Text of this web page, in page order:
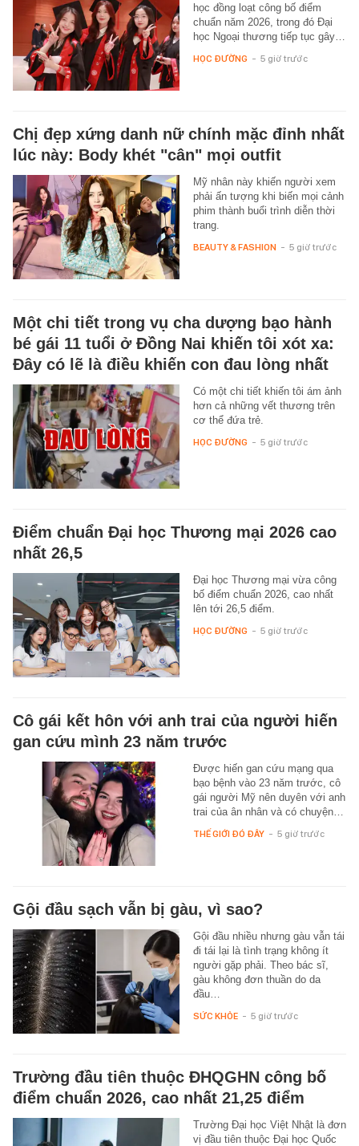
học đồng loạt công bố điểm
chuẩn năm 2026, trong đó Đại
học Ngoại thương tiếp tục gây…
HỌC ĐƯỜNG - 5 giờ trước
Chị đẹp xứng danh nữ chính mặc đỉnh nhất
lúc này: Body khét "cân" mọi outfit
Mỹ nhân này khiến người xem
phải ấn tượng khi biến mọi cảnh
phim thành buổi trình diễn thời
trang.
BEAUTY & FASHION - 5 giờ trước
Một chi tiết trong vụ cha dượng bạo hành
bé gái 11 tuổi ở Đồng Nai khiến tôi xót xa:
Đây có lẽ là điều khiến con đau lòng nhất
Có một chi tiết khiến tôi ám ảnh
hơn cả những vết thương trên
cơ thể đứa trẻ.
HỌC ĐƯỜNG - 5 giờ trước
Điểm chuẩn Đại học Thương mại 2026 cao
nhất 26,5
Đại học Thương mại vừa công
bố điểm chuẩn 2026, cao nhất
lên tới 26,5 điểm.
HỌC ĐƯỜNG - 5 giờ trước
Cô gái kết hôn với anh trai của người hiến
gan cứu mình 23 năm trước
Được hiến gan cứu mạng qua
bạo bệnh vào 23 năm trước, cô
gái người Mỹ nên duyên với anh
trai của ân nhân và có chuyện…
THẾ GIỚI ĐÓ ĐÂY - 5 giờ trước
Gội đầu sạch vẫn bị gàu, vì sao?
Gội đầu nhiều nhưng gàu vẫn tái
đi tái lại là tình trạng không ít
người gặp phải. Theo bác sĩ,
gàu không đơn thuần do da
đầu…
SỨC KHỎE - 5 giờ trước
Trường đầu tiên thuộc ĐHQGHN công bố
điểm chuẩn 2026, cao nhất 21,25 điểm
Trường Đại học Việt Nhật là đơn
vị đầu tiên thuộc Đại học Quốc